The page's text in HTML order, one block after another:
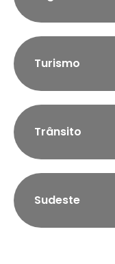
Turismo
Trânsito
Sudeste